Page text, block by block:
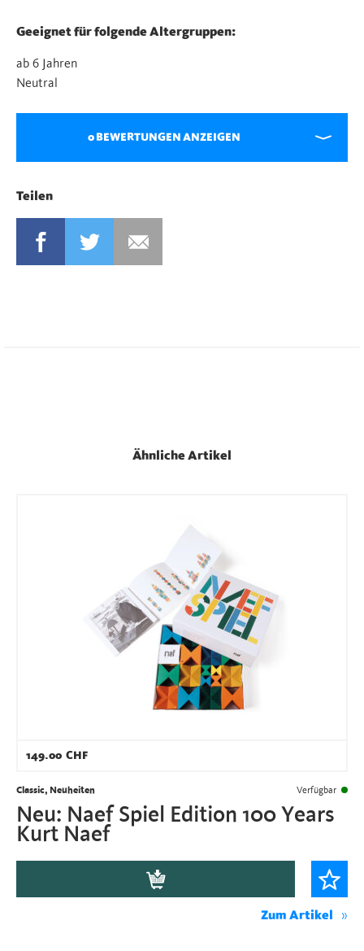
Geeignet für folgende Altergruppen:
ab 6 Jahren
Neutral
0 BEWERTUNGEN ANZEIGEN
Teilen
FACEBOOKTWITTER MAIL
Ähnliche Artikel
149.00 CHF
Classic, Neuheiten Verfügbar
Neu: Naef Spiel Edition 100 Years
Kurt Naef
Zum Artikel